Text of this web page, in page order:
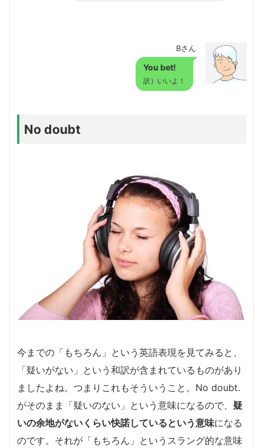
Bさん
You bet!
訳）いいよ！
No doubt
今までの「もちろん」という英語表現を見てみると、
「疑いがない」という和訳が含まれているものがあり
ましたよね。つまりこれもそういうこと。No doubt.
がそのまま「疑いのない」という意味になるので、 疑
いの余地がないくらい快諾しているという意味になる
のです。それが「もちろん」というスラング的な意味